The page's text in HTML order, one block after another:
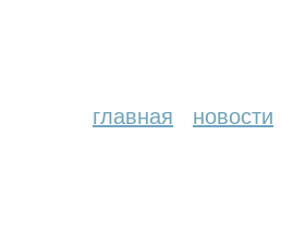
главная новости